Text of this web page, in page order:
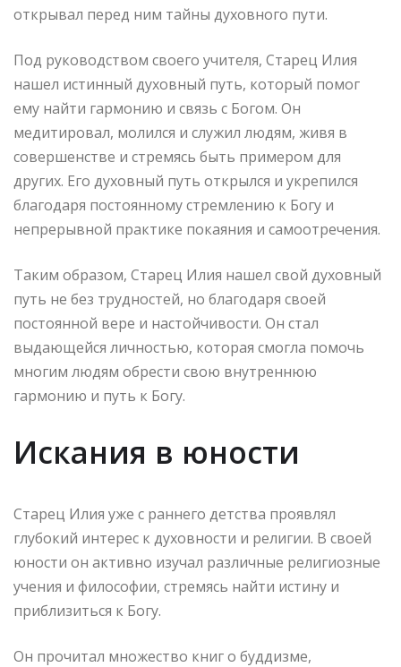
открывал перед ним тайны духовного пути.
Под руководством своего учителя, Старец Илия
нашел истинный духовный путь, который помог
ему найти гармонию и связь с Богом. Он
медитировал, молился и служил людям, живя в
совершенстве и стремясь быть примером для
других. Его духовный путь открылся и укрепился
благодаря постоянному стремлению к Богу и
непрерывной практике покаяния и самоотречения.
Таким образом, Старец Илия нашел свой духовный
путь не без трудностей, но благодаря своей
постоянной вере и настойчивости. Он стал
выдающейся личностью, которая смогла помочь
многим людям обрести свою внутреннюю
гармонию и путь к Богу.
Искания в юности
Старец Илия уже с раннего детства проявлял
глубокий интерес к духовности и религии. В своей
юности он активно изучал различные религиозные
учения и философии, стремясь найти истину и
приблизиться к Богу.
Он прочитал множество книг о буддизме,